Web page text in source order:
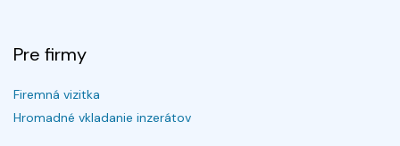
Pre firmy
Firemná vizitka
Hromadné vkladanie inzerátov